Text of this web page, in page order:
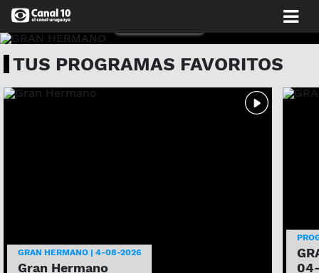
TUS PROGRAMAS FAVORITOS
GRAN HERMANO | 4-08-2026
Gran Hermano